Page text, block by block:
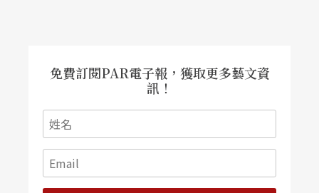
免費訂閱PAR電子報，獲取更多藝文資
訊！